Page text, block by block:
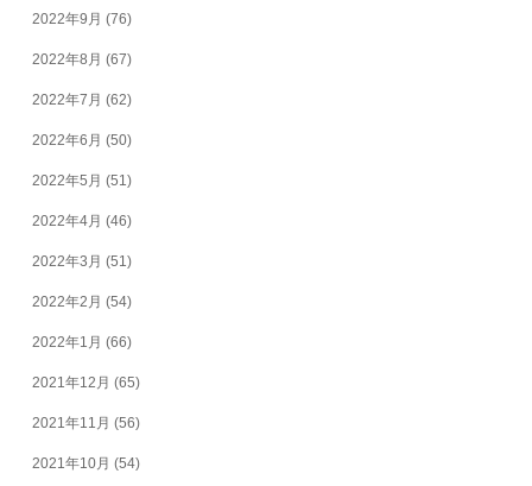
2022年9月 (76)
2022年8月 (67)
2022年7月 (62)
2022年6月 (50)
2022年5月 (51)
2022年4月 (46)
2022年3月 (51)
2022年2月 (54)
2022年1月 (66)
2021年12月 (65)
2021年11月 (56)
2021年10月 (54)